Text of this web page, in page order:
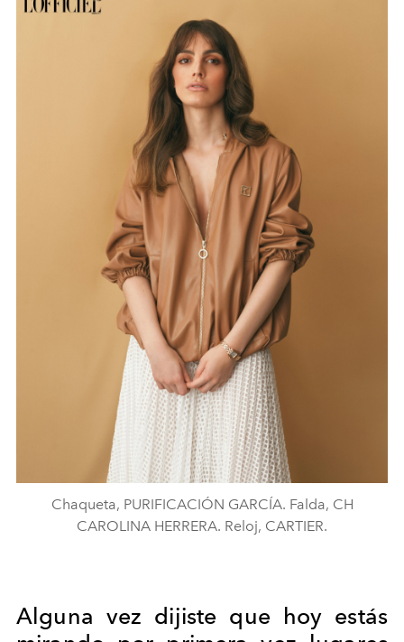
Chaqueta, PURIFICACIÓN GARCÍA. Falda, CH
CAROLINA HERRERA. Reloj, CARTIER.
Alguna vez dijiste que hoy estás